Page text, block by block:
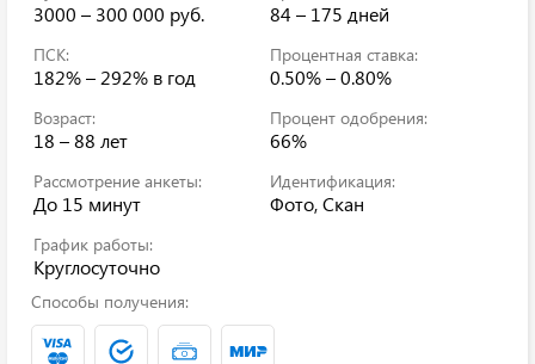
3000 – 300 000 руб. 84 – 175 дней
ПСК:
182% – 292% в год
Процентная ставка:
0.50% – 0.80%
Возраст:
18 – 88 лет
Процент одобрения:
66%
Рассмотрение анкеты:
До 15 минут
Идентификация:
Фото, Скан
График работы:
Круглосуточно
Способы получения: